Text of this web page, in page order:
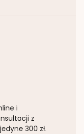
i
z
300 zł.